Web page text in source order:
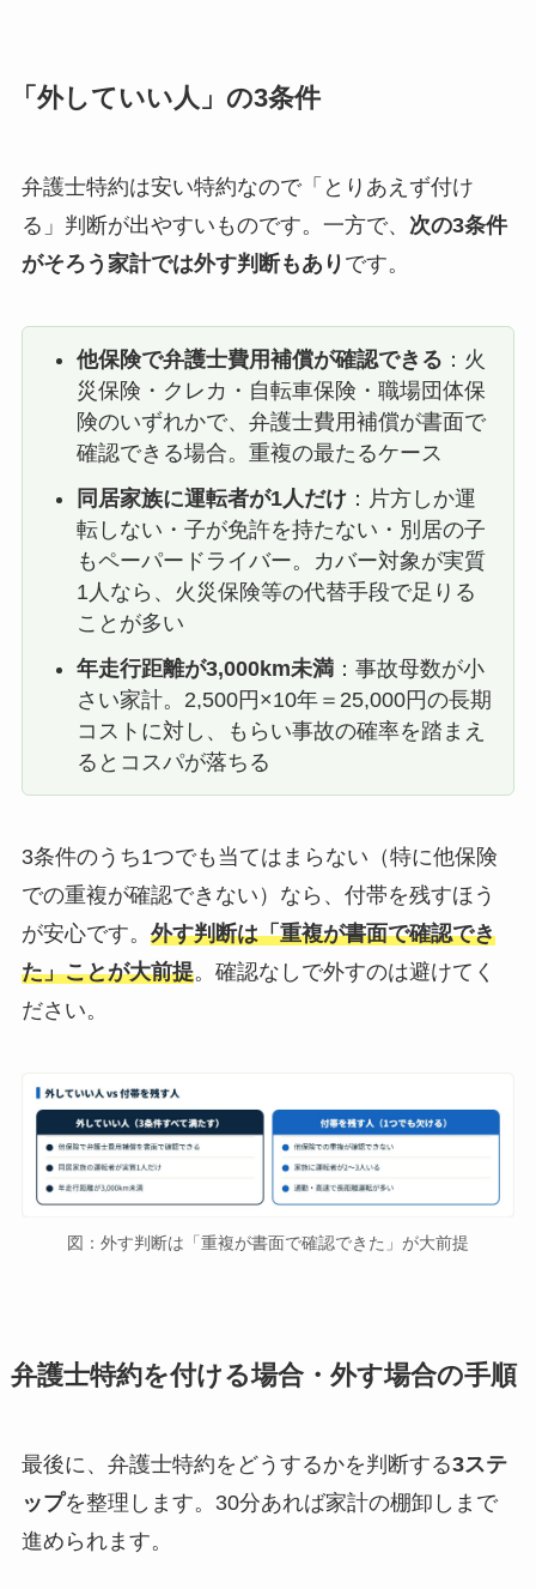
「外していい人」の3条件
弁護士特約は安い特約なので「とりあえず付け
る」判断が出やすいものです。一方で、 次の3条件
がそろう家計では外す判断もあり です。
他保険で弁護士費用補償が確認できる ：火
災保険・クレカ・自転車保険・職場団体保
険のいずれかで、弁護士費用補償が書面で
確認できる場合。重複の最たるケース
同居家族に運転者が1人だけ：片方しか運
転しない・子が免許を持たない・別居の子
もペーパードライバー。カバー対象が実質
1人なら、火災保険等の代替手段で足りる
ことが多い
年走行距離が3,000km未満：事故母数が小
さい家計。2,500円×10年＝25,000円の長期
コストに対し、もらい事故の確率を踏まえ
るとコスパが落ちる
3条件のうち1つでも当てはまらない（特に他保険
での重複が確認できない）なら、付帯を残すほう
が安心です。 外す判断は「重複が書面で確認でき
た」ことが大前提。確認なしで外すのは避けてく
ださい。
図：外す判断は「重複が書面で確認できた」が大前提
弁護士特約を付ける場合・外す場合の手順
最後に、弁護士特約をどうするかを判断する3ステ
ップを整理します。30分あれば家計の棚卸しまで
進められます。